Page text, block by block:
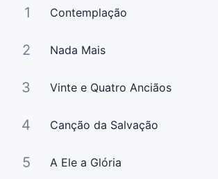
1 Contemplação
2 Nada Mais
3 Vinte e Quatro Anciãos
4 Canção da Salvação
5 A Ele a Glória